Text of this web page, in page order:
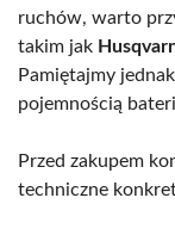
ruchów, warto
takim jak
Pamiętajmy
pojemnością
Przed zakupem
techniczne